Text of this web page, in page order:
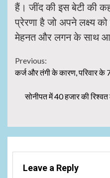
हैं। जींद की इस बेटी की
प्रेरणा है जो अपने लक्ष्य
मेहनत और लगन के साथ
Continue
Previous:
कर्ज और तंगी के कारण, परिवार के
सोनीपत में 40 हजार की
Leave a Reply